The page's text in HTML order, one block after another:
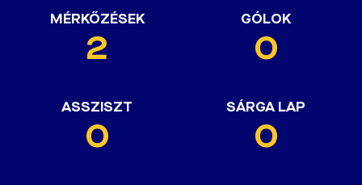
MÉRKŐZÉSEK
2
GÓLOK
0
ASSZISZT
0
SÁRGA LAP
0